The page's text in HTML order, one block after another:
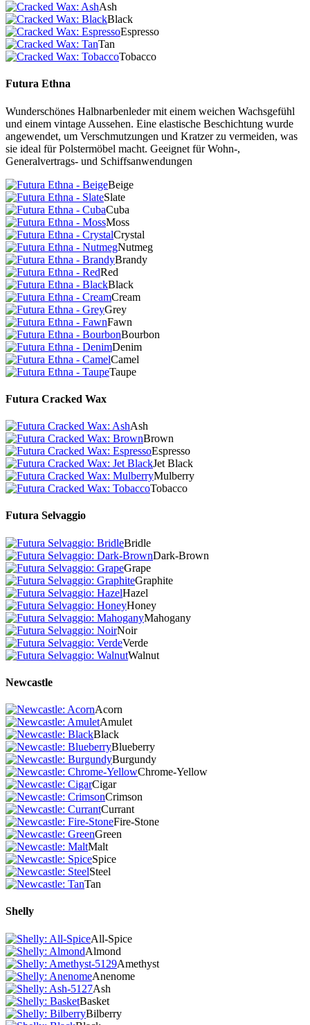
Ash
Black
Espresso
Tan
Tobacco
Futura Ethna
Wunderschönes Halbnarbenleder mit einem weichen Wachsgefühl
und einem vintage Aussehen. Eine elastische Beschichtung wurde
angewendet, um Verschmutzungen und Kratzer zu vermeiden, was
sie ideal für Polstermöbel macht. Geeignet für Wohn-,
Generalvertrags- und Schiffsanwendungen
Beige
Slate
Cuba
Moss
Crystal
Nutmeg
Brandy
Red
Black
Cream
Grey
Fawn
Bourbon
Denim
Camel
Taupe
Futura Cracked Wax
Ash
Brown
Espresso
Jet Black
Mulberry
Tobacco
Futura Selvaggio
Bridle
Dark-Brown
Grape
Graphite
Hazel
Honey
Mahogany
Noir
Verde
Walnut
Newcastle
Acorn
Amulet
Black
Blueberry
Burgundy
Chrome-Yellow
Cigar
Crimson
Currant
Fire-Stone
Green
Malt
Spice
Steel
Tan
Shelly
All-Spice
Almond
Amethyst
Anenome
Ash
Basket
Bilberry